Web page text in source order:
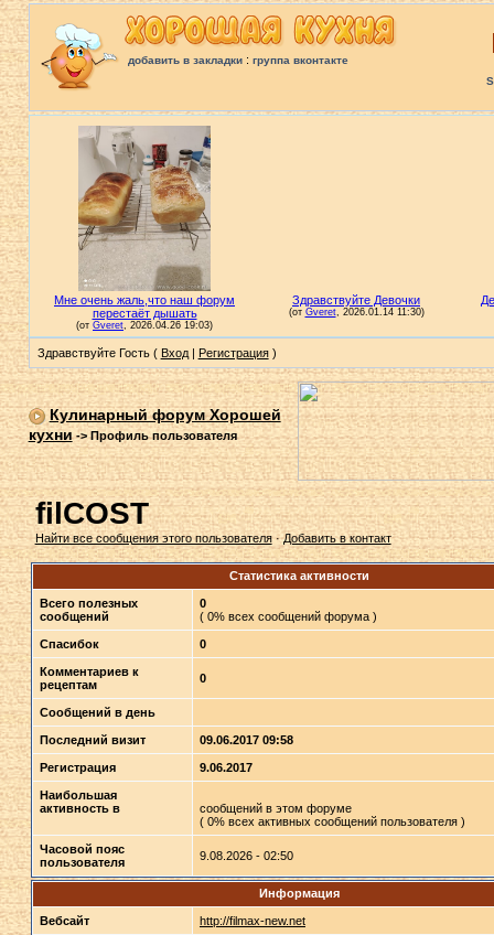
добавить в закладки: группа вконтакте
Здравствуйте Гость ( Вход| Регистрация)
Кулинарный форум Хорошей
кухни->Профиль пользователя
filCOST
Найти все сообщения этого пользователя·Добавить в контакт
Статистика активности
Всего полезных
сообщений
0
( 0% всех сообщений форума )
Спасибок 0
Комментариев к
рецептам
0
Сообщений в день
Последний визит 09.06.2017 09:58
Регистрация 9.06.2017
Наибольшая
активность в
сообщений в этом форуме
( 0% всех активных сообщений пользователя )
Часовой пояс
пользователя
9.08.2026 - 02:50
Информация
Вебсайт http://filmax-new.net